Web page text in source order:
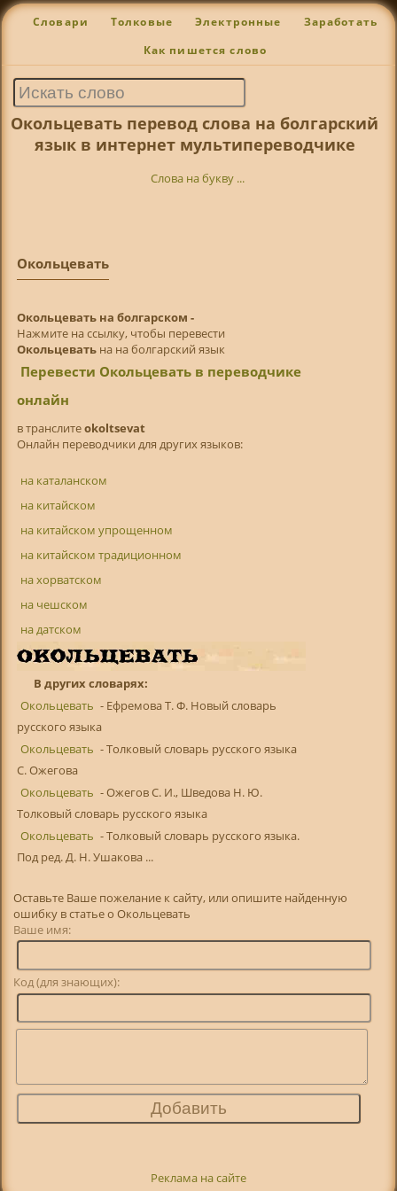
Словари Толковые Электронные Заработать
Как пишется слово
Окольцевать перевод слова на болгарский
язык в интернет мультипереводчике
Слова на букву ...
Окольцевать
Окольцевать на болгарском -
Нажмите на ссылку, чтобы перевести
Окольцеватьна на болгарский язык
Перевести Окольцевать в переводчике
онлайн
в транслитeokoltsevat
Онлайн переводчики для других языков:
на каталанском
на китайском
на китайском упрощенном
на китайском традиционном
на хорватском
на чешском
на датском
В других словарях:
Окольцевать - Ефремова Т. Ф. Новый словарь
русского языка
Окольцевать - Толковый словарь русского языка
С. Ожегова
Окольцевать - Ожегов С. И., Шведова Н. Ю.
Толковый словарь русского языка
Окольцевать - Толковый словарь русского языка.
Под ред. Д. Н. Ушакова ...
Оставьте Ваше пожелание к сайту, или опишите найденную
ошибку в статье о Окольцевать
Ваше имя:
Код (для знающих):
Реклама на сайте